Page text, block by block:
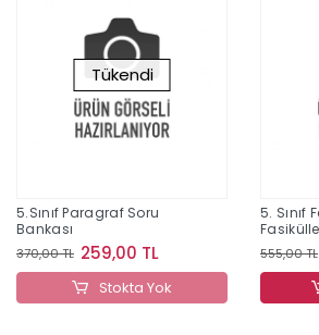
Tükendi
5.Sınıf Paragraf Soru
Bankası
370,00 TL 259,00 TL
Stokta Yok
5. Sınıf
555,00 TL